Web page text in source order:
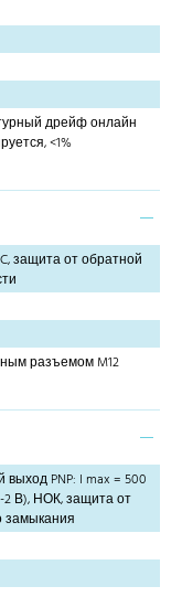
дрейф онлайн
<1%
защита от обратной
разъемом M12
PNP: I max = 500
2 В), НОК, защита от
замыкания